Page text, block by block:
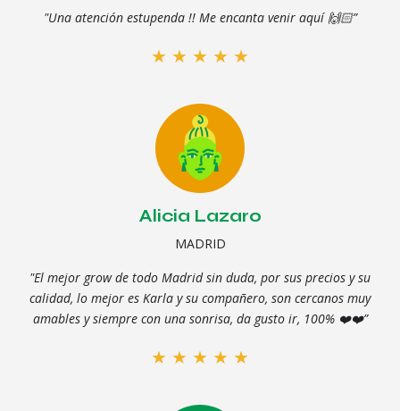
"Una atención estupenda !! Me encanta venir aquí 🙌🏻”
★ ★ ★ ★ ★
Alicia Lazaro
MADRID
"El mejor grow de todo Madrid sin duda, por sus precios y su
calidad, lo mejor es Karla y su compañero, son cercanos muy
amables y siempre con una sonrisa, da gusto ir, 100% ❤️❤️”
★ ★ ★ ★ ★